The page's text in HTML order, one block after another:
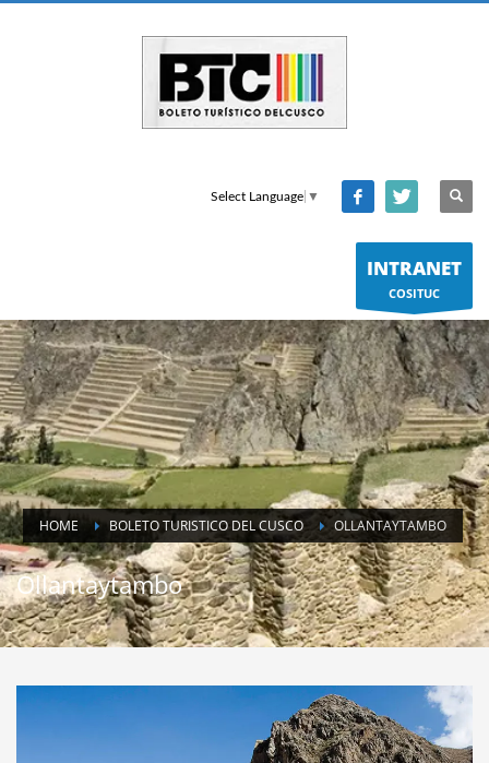
Select Language ▼
INTRANET
COSITUC
HOME BOLETO TURISTICO DEL CUSCO OLLANTAYTAMBO
Ollantaytambo